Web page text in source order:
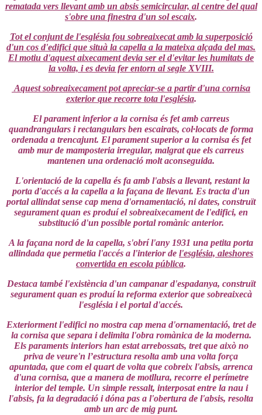
rematada vers llevant amb un absis semicircular, al centre del qual
s'obre una finestra d'un sol escaix.
Tot el conjunt de l'església fou sobreaixecat amb la superposició
d'un cos d'edifici que situà la capella a la mateixa alçada del mas.
El motiu d'aquest aixecament devia ser el d'evitar les humitats de
la volta, i es devia fer entorn al segle XVIII.
Aquest sobreaixecament pot apreciar-se a partir d'una cornisa
exterior que recorre tota l'església.
El parament inferior a la cornisa és fet amb carreus
quandrangulars i rectangulars ben escairats, col·locats de forma
ordenada a trencajunt. El parament superior a la cornisa és fet
amb mur de mamposteria irregular, malgrat que els carreus
mantenen una ordenació molt aconseguida.
L'orientació de la capella és fa amb l'absis a llevant, restant la
porta d'accés a la capella a la façana de llevant. Es tracta d'un
portal allindat sense cap mena d'ornamentació, ni dates, construït
segurament quan es produí el sobreaixecament de l'edifici, en
substitució d'un possible portal romànic anterior.
A la façana nord de la capella, s'obrí l'any 1931 una petita porta
allindada que permetia l'accés a l'interior de l'església, aleshores
convertida en escola pública.
Destaca també l'existència d'un campanar d'espadanya, construït
segurament quan es produí la reforma exterior que sobreaixecà
l'església i el portal d'accés.
Exteriorment l'edifici no mostra cap mena d'ornamentació, tret de
la cornisa que separa i delimita l'obra romànica de la moderna.
Els paraments interiors han estat arrebossats, tret que això no
priva de veure'n l’estructura resolta amb una volta força
apuntada, que com el quart de volta que cobreix l'absis, arrenca
d'una cornisa, que a manera de motllura, recorre el perímetre
interior del temple. Un simple ressalt, interposat entre la nau i
l'absis, fa la degradació i dóna pas a l'obertura de l'absis, resolta
amb un arc de mig punt.